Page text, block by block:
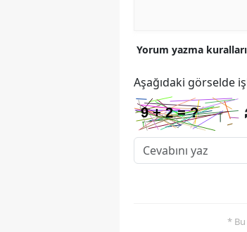
Yorum yazma
Aşağıdaki görselde
* Bu